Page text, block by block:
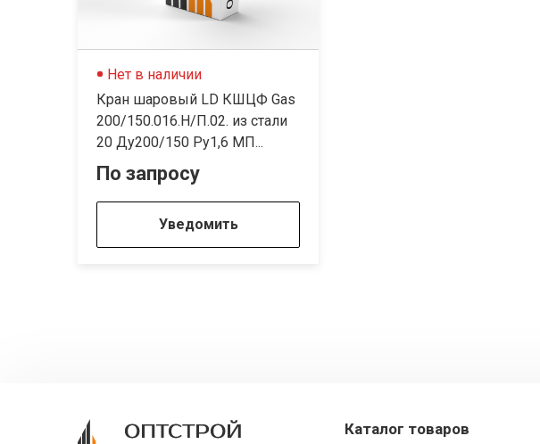
Нет в наличии
Кран шаровый LD КШЦФ Gas
200/150.016.Н/П.02. из стали
20 Ду200/150 Ру1,6 МП...
По запросу
Уведомить
Каталог товаров